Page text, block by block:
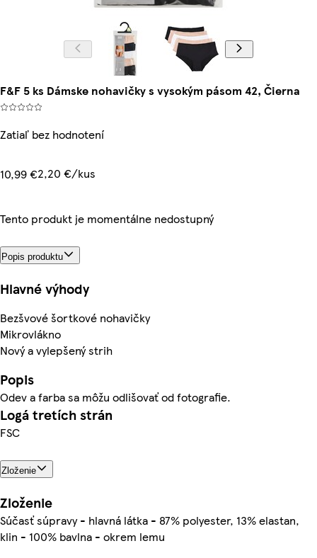
F&F 5 ks Dámske nohavičky s vysokým pásom 42, Čierna
Zatiaľ bez hodnotení
10,99 €2,20 €/kus
Tento produkt je momentálne nedostupný
Popis produktu
Hlavné výhody
Bezšvové šortkové nohavičky
Mikrovlákno
Nový a vylepšený strih
Popis
Odev a farba sa môžu odlišovať od fotografie.
Logá tretích strán
FSC
Zloženie
Zloženie
Súčasť súpravy - hlavná látka - 87% polyester, 13% elastan,
klin - 100% bavlna - okrem lemu